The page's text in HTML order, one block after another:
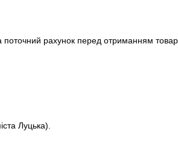
поточний рахунок перед отриманням
Луцька).